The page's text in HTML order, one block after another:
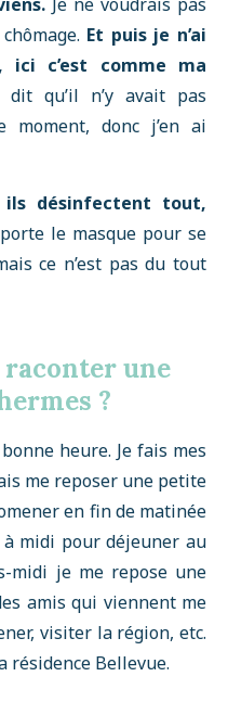
Et puis je n’ai
ici c’est comme ma
dit qu’il n’y avait pas
moment, donc j’en ai
ils désinfectent tout,
le masque pour se
ce n’est pas du tout
raconter une
?
heure. Je fais mes
me reposer une petite
en fin de matinée
à midi pour déjeuner au
midi je me repose une
amis qui viennent me
visiter la région, etc.
résidence Bellevue.